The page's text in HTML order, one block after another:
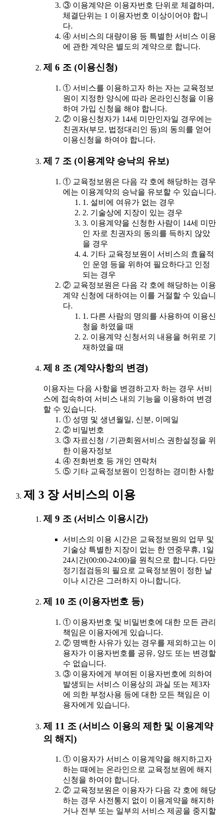
③ 이용계약은 이용자번호 단위로 체결하며,
체결단위는 1 이용자번호 이상이어야 합니
다.
④ 서비스의 대량이용 등 특별한 서비스 이용
에 관한 계약은 별도의 계약으로 합니다.
제 6 조 (이용신청)
① 서비스를 이용하고자 하는 자는 교육정보
원이 지정한 양식에 따라 온라인신청을 이용
하여 가입 신청을 해야 합니다.
② 이용신청자가 14세 미만인자일 경우에는
친권자(부모, 법정대리인 등)의 동의를 얻어
이용신청을 하여야 합니다.
제 7 조 (이용계약 승낙의 유보)
① 교육정보원은 다음 각 호에 해당하는 경우
에는 이용계약의 승낙을 유보할 수 있습니다.
1. 설비에 여유가 없는 경우
2. 기술상에 지장이 있는 경우
3. 이용계약을 신청한 사람이 14세 미만
인 자로 친권자의 동의를 득하지 않았
을 경우
4. 기타 교육정보원이 서비스의 효율적
인 운영 등을 위하여 필요하다고 인정
되는 경우
② 교육정보원은 다음 각 호에 해당하는 이용
계약 신청에 대하여는 이를 거절할 수 있습니
다.
1. 다른 사람의 명의를 사용하여 이용신
청을 하였을 때
2. 이용계약 신청서의 내용을 허위로 기
재하였을 때
제 8 조 (계약사항의 변경)
이용자는 다음 사항을 변경하고자 하는 경우 서비
스에 접속하여 서비스 내의 기능을 이용하여 변경
할 수 있습니다.
① 성명 및 생년월일, 신분, 이메일
② 비밀번호
③ 자료신청 / 기관회원서비스 권한설정을 위
한 이용자정보
④ 전화번호 등 개인 연락처
⑤ 기타 교육정보원이 인정하는 경미한 사항
제 3 장 서비스의 이용
제 9 조 (서비스 이용시간)
서비스의 이용 시간은 교육정보원의 업무 및
기술상 특별한 지장이 없는 한 연중무휴, 1일
24시간(00:00-24:00)을 원칙으로 합니다. 다만
정기점검등의 필요로 교육정보원이 정한 날
이나 시간은 그러하지 아니합니다.
제 10 조 (이용자번호 등)
① 이용자번호 및 비밀번호에 대한 모든 관리
책임은 이용자에게 있습니다.
② 명백한 사유가 있는 경우를 제외하고는 이
용자가 이용자번호를 공유, 양도 또는 변경할
수 없습니다.
③ 이용자에게 부여된 이용자번호에 의하여
발생되는 서비스 이용상의 과실 또는 제3자
에 의한 부정사용 등에 대한 모든 책임은 이
용자에게 있습니다.
제 11 조 (서비스 이용의 제한 및 이용계약
의 해지)
① 이용자가 서비스 이용계약을 해지하고자
하는 때에는 온라인으로 교육정보원에 해지
신청을 하여야 합니다.
② 교육정보원은 이용자가 다음 각 호에 해당
하는 경우 사전통지 없이 이용계약을 해지하
거나 전부 또는 일부의 서비스 제공을 중지할